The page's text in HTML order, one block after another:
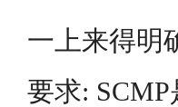
一上来得明
要求: